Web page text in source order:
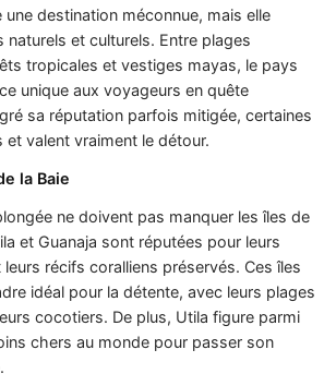
une destination méconnue, mais elle
naturels et culturels. Entre plages
tropicales et vestiges mayas, le pays
unique aux voyageurs en quête
sa réputation parfois mitigée, certaines
et valent vraiment le détour.
la Baie
ne doivent pas manquer les îles de
et Guanaja sont réputées pour leurs
récifs coralliens préservés. Ces îles
idéal pour la détente, avec leurs plages
cocotiers. De plus, Utila figure parmi
chers au monde pour passer son